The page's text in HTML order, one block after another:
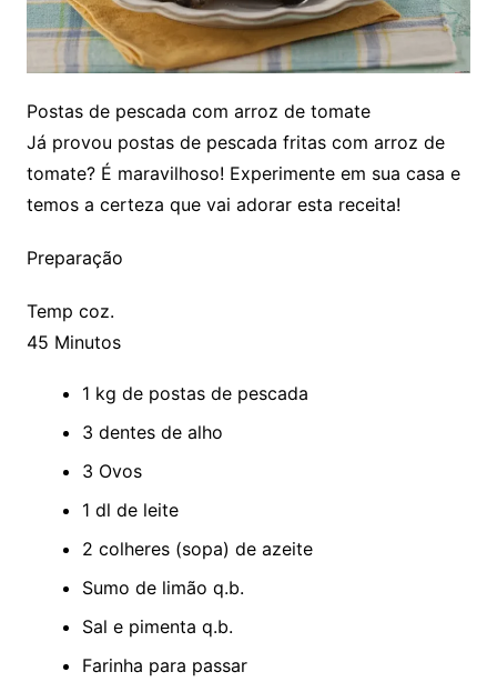
Postas de pescada com arroz de tomate
Já provou postas de pescada fritas com arroz de
tomate? É maravilhoso! Experimente em sua casa e
temos a certeza que vai adorar esta receita!
Preparação
Temp coz.
45 Minutos
1 kg de postas de pescada
3 dentes de alho
3 Ovos
1 dl de leite
2 colheres (sopa) de azeite
Sumo de limão q.b.
Sal e pimenta q.b.
Farinha para passar